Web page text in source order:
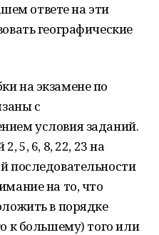
ответе на эти
географические
на экзамене по
с
условия заданий.
5, 6, 8, 22, 23 на
последовательности
на то, что
в порядке
к большему) того или